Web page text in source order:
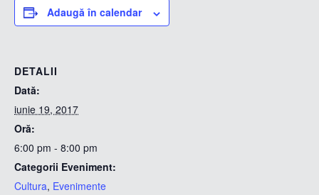
Adaugă în calendar
DETALII
Dată:
iunie 19, 2017
Oră:
6:00 pm - 8:00 pm
Categorii Eveniment:
Cultura, Evenimente